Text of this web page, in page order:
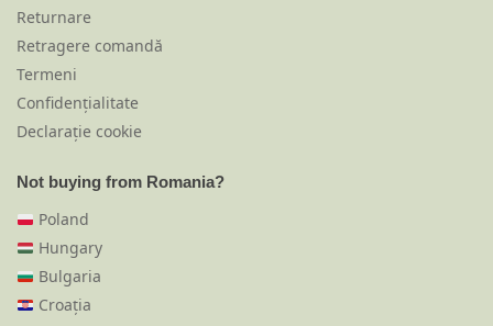
Returnare
Retragere comandă
Termeni
Confidențialitate
Declarație cookie
Not buying from Romania?
Poland
Hungary
Bulgaria
Croația